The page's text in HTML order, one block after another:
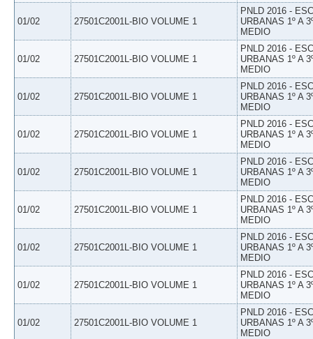
01/02 27501C2001L-BIO VOLUME 1
PNLD 2016 -
URBANAS 1º A
MEDIO
01/02 27501C2001L-BIO VOLUME 1
PNLD 2016 -
URBANAS 1º A
MEDIO
01/02 27501C2001L-BIO VOLUME 1
PNLD 2016 -
URBANAS 1º A
MEDIO
01/02 27501C2001L-BIO VOLUME 1
PNLD 2016 -
URBANAS 1º A
MEDIO
01/02 27501C2001L-BIO VOLUME 1
PNLD 2016 -
URBANAS 1º A
MEDIO
01/02 27501C2001L-BIO VOLUME 1
PNLD 2016 -
URBANAS 1º A
MEDIO
01/02 27501C2001L-BIO VOLUME 1
PNLD 2016 -
URBANAS 1º A
MEDIO
01/02 27501C2001L-BIO VOLUME 1
PNLD 2016 -
URBANAS 1º A
MEDIO
01/02 27501C2001L-BIO VOLUME 1
PNLD 2016 -
URBANAS 1º A
MEDIO